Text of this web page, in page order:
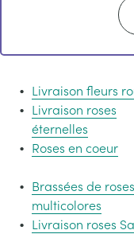
Livraison fleurs
Livraison roses
éternelles
Roses en coeur
Brassées de roses
multicolores
Livraison roses